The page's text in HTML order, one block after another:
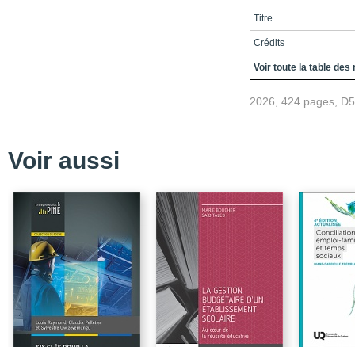
Titre
Crédits
Remerciements
Liste des fiches de
Clé 1. La personne
Clé 2. Contexte en
Clé 3. Processus et
Clé 4. Produit créatif et
Avant d’entreprendre
Voir toute la table des
2026, 424 pages,
Voir aussi